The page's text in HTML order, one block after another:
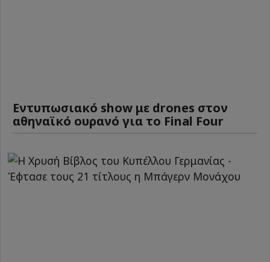
Εντυπωσιακό show με drones στον
αθηναϊκό ουρανό για το Final Four